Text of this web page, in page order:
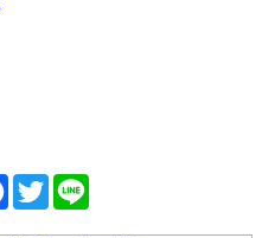
Facebook
Twitter